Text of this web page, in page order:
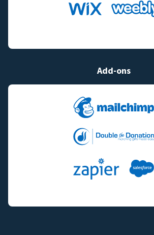
Add-ons